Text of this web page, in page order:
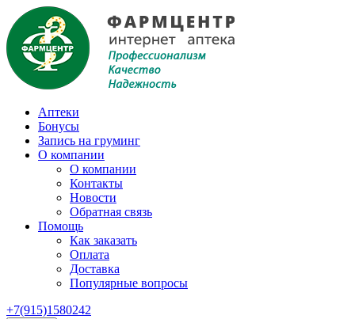
Аптеки
Бонусы
Запись на груминг
О компании
О компании
Контакты
Новости
Обратная связь
Помощь
Как заказать
Оплата
Доставка
Популярные вопросы
+7(915)1580242